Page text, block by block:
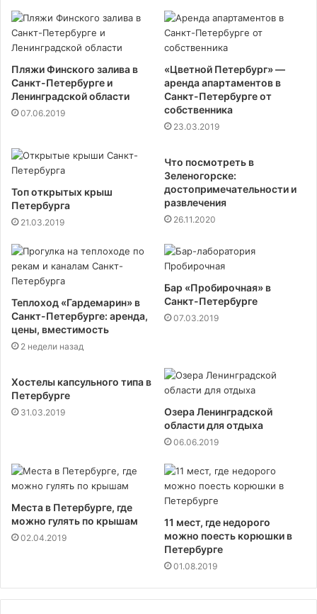
Пляжи Финского залива в
Санкт-Петербурге и
Ленинградской области
07.06.2019
«Цветной Петербург» —
аренда апартаментов в
Санкт-Петербурге от
собственника
23.03.2019
Топ открытых крыш
Петербурга
21.03.2019
Что посмотреть в
Зеленогорске:
достопримечательности и
развлечения
26.11.2020
Теплоход «Гардемарин» в
Санкт-Петербурге: аренда,
цены, вместимость
2 недели назад
Бар «Пробирочная» в
Санкт-Петербурге
07.03.2019
Хостелы капсульного типа в
Петербурге
31.03.2019
Озера Ленинградской
области для отдыха
06.06.2019
Места в Петербурге, где
можно гулять по крышам
02.04.2019
11 мест, где недорого
можно поесть корюшки в
Петербурге
01.08.2019